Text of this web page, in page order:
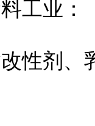
工业：
性剂、